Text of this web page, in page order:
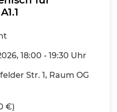
18:00 - 19:30 Uhr
Str. 1, Raum OG
€)